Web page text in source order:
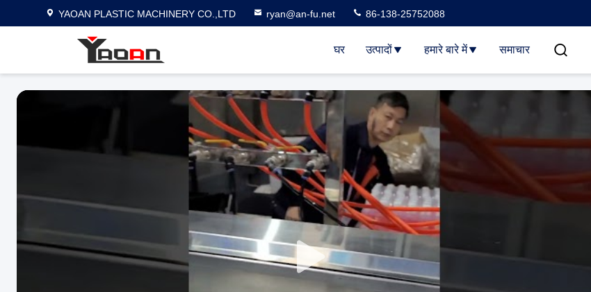
YAOAN PLASTIC MACHINERY CO.,LTD ryan@an-fu.net 86-138-25752088
घर उत्पादों हमारे बारे में समाचार